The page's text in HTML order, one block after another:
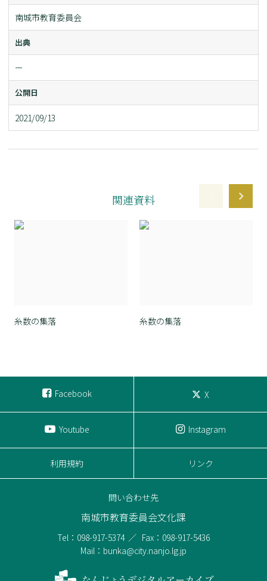
南城市教育委員会
出典
ー
公開日
2021/09/13
関連資料
糸数の集落 糸数の集落
Facebook X
Youtube Instagram
利用規約 リンク
問い合わせ先
南城市教育委員会文化課
Tel：098-917-5374
Fax：098-917-5436
Mail：bunka@city.nanjo.lg.jp